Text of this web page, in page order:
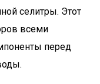
селитры. Этот
всеми
перед